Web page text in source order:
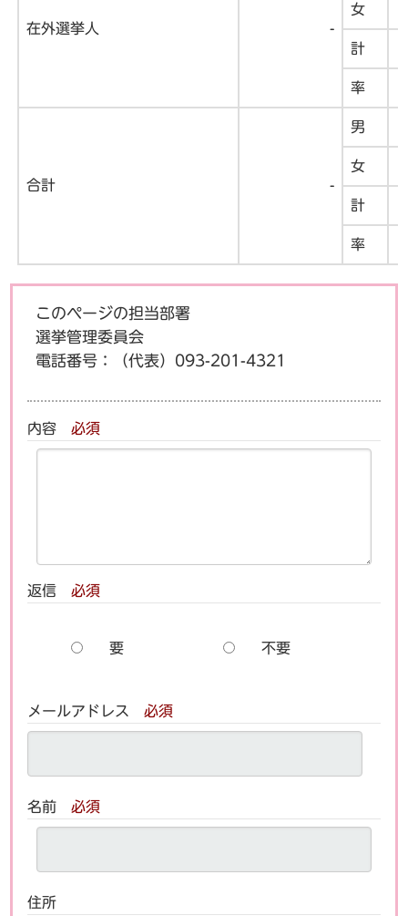
在外選挙人 -
女
計
率
合計 -
男
女
計
率
このページの担当部署
選挙管理委員会
電話番号：
（代表）093-201-4321
内容 必須
返信 必須
要 不要
メールアドレス 必須
名前 必須
住所